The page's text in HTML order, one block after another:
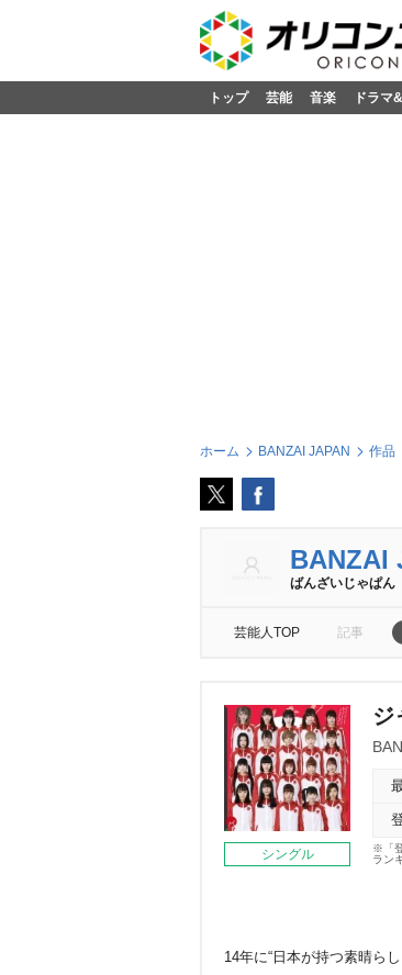
トップ 芸能 音楽 ドラマ
ホーム BANZAI JAPAN 作品
BANZAI
ばんざいじゃぱん
芸能人TOP 記事
シングル
ジ
※「
ラン
14年に“日本が持つ素晴ら